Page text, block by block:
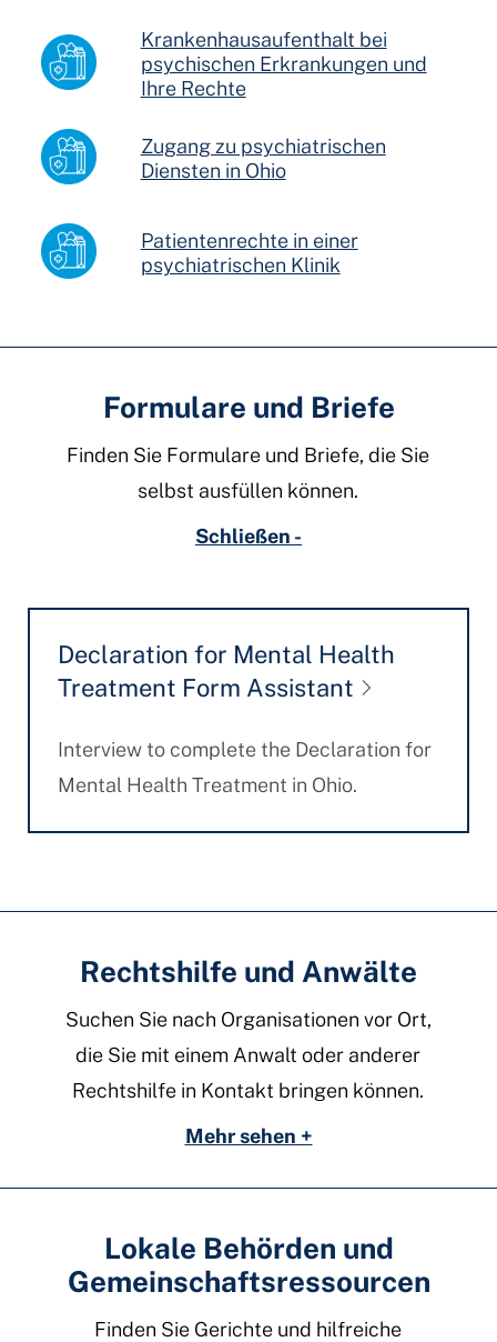
Krankenhausaufenthalt bei
psychischen Erkrankungen und
Ihre Rechte
Zugang zu psychiatrischen
Diensten in Ohio
Patientenrechte in einer
psychiatrischen Klinik
Formulare und Briefe
Finden Sie Formulare und Briefe, die Sie
selbst ausfüllen können.
Schließen -
Declaration for Mental Health
Treatment Form Assistant
Interview to complete the Declaration for
Mental Health Treatment in Ohio.
Rechtshilfe und Anwälte
Suchen Sie nach Organisationen vor Ort,
die Sie mit einem Anwalt oder anderer
Rechtshilfe in Kontakt bringen können.
Mehr sehen +
Lokale Behörden und
Gemeinschaftsressourcen
Finden Sie Gerichte und hilfreiche